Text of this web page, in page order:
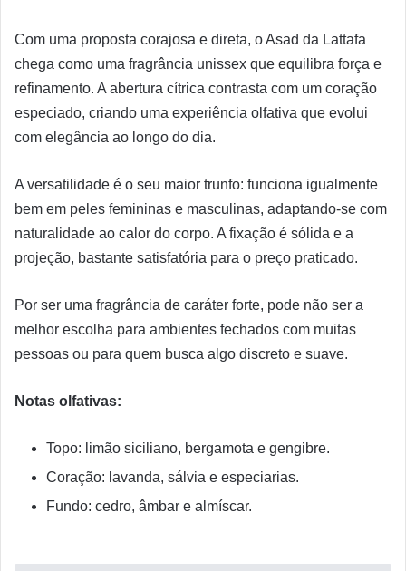
Com uma proposta corajosa e direta, o Asad da Lattafa
chega como uma fragrância unissex que equilibra força e
refinamento. A abertura cítrica contrasta com um coração
especiado, criando uma experiência olfativa que evolui
com elegância ao longo do dia.
A versatilidade é o seu maior trunfo: funciona igualmente
bem em peles femininas e masculinas, adaptando-se com
naturalidade ao calor do corpo. A fixação é sólida e a
projeção, bastante satisfatória para o preço praticado.
Por ser uma fragrância de caráter forte, pode não ser a
melhor escolha para ambientes fechados com muitas
pessoas ou para quem busca algo discreto e suave.
Notas olfativas:
Topo: limão siciliano, bergamota e gengibre.
Coração: lavanda, sálvia e especiarias.
Fundo: cedro, âmbar e almíscar.